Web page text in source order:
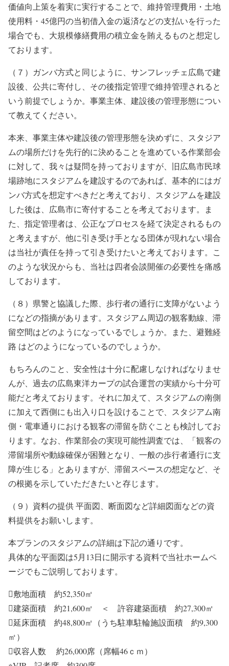
価値向上策を着実に実行することで、維持管理費用・土地
使用料・45億円の当初借入金の返済などの支払いを行った
場合でも、大規模修繕費用の積立金を賄えるものと想定し
ております。
（７）ガンバ方式と同じように、サンフレッチェ広島で建
設後、公共に寄付し、その後指定管理で維持管理されると
いう前提でしょうか。事業主体、建設後の管理形態につい
て教えてください。
本来、事業主体や建設後の管理形態を決めずに、スタジア
ムの場所だけを先行的に決めることを進めている作業部会
に対して、我々は疑問を持っておりますが、旧広島市民球
場跡地にスタジアムを建設するのであれば、基本的にはガ
ンバ方式を想定すべきだと考えており、スタジアムを建設
した後は、広島市に寄付することを考えております。ま
た、指定管理者は、公正なプロセスを経て決定されるもの
と考えますが、他に引き受け手となる団体が現れない場合
は当社が責任を持って引き受けたいと考えております。こ
のような状況からも、当社は四者会談開催の必要性を痛感
しております。
（８）県警と協議した際、歩行者の通行に支障がないよう
になどの指摘があります。スタジアム周辺の観客動線、滞
留空間はどのようになっているでしょうか。また、避難経
路 はどのようになっているのでしょうか。
もちろんのこと、安全性は十分に配慮しなければなりませ
んが、過去の広島東洋カープの試合運営の実績から十分可
能だと考えております。それに加えて、スタジアムの南側
に加えて西側にも出入り口を設けることで、スタジアム南
側・電車通りにおける観客の滞留を防ぐことも検討してお
ります。なお、作業部会の実現可能性調査では、「観客の
滞留場所や動線確保が困難となり、一般の歩行者通行に支
障が生じる」とありますが、滞留スペースの想定など、そ
の根拠を示していただきたいと存じます。
（９）資料の提供 平面図、断面図など詳細図面などの資
料提供をお願いします。
本プランのスタジアムの詳細は下記の通りです。
具体的な平面図は5月13日に開示する資料で当社ホームペ
ージでもご説明しております。
敷地面積 約52,350㎡
建築面積 約21,600㎡ ＜ 許容建築面積 約27,300㎡
延床面積 約48,800㎡（うち駐車駐輪施設面積 約9,300
㎡）
収容人数 約26,000席（席幅46ｃｍ）